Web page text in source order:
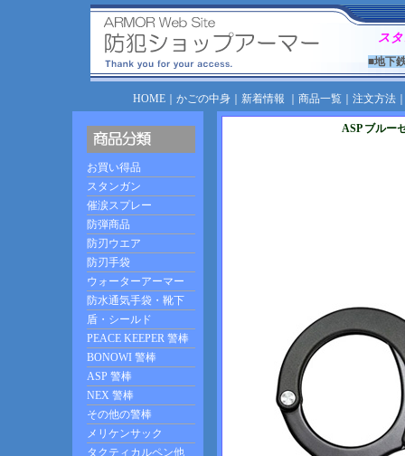
ス
■地下
HOME｜ かごの中身｜ 新着情報 商品一覧｜ 注文方法
ASP ブルー